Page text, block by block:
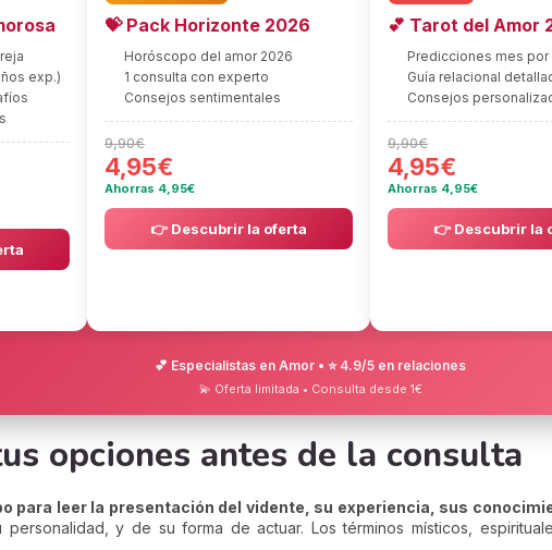
exp.)
💝 Pack Horizonte 2026
Horóscopo del amor 2026
1 consulta con experto
Consejos sentimentales
9,90€
4,95€
Ahorras 4,95€
👉 Descubrir la oferta
💕 Tarot del Amor
Predicciones mes por
Guía relacional
Consejos
9,90€
4,95€
Ahorras 4,95€
👉 Descubrir la
💕 Especialistas en Amor • ⭐ 4.9/5 en relaciones
💫 Oferta limitada • Consulta desde 1€
opciones antes de la consulta
para leer la presentación del vidente, su experiencia, sus
y de su forma de actuar. Los términos místicos,